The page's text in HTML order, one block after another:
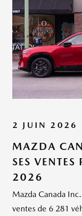
2 JUIN 2026
MAZDA
SES
2026
Mazda Canada
ventes de 6 281